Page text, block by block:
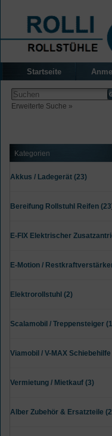
Startseite
Erweiterte Suche »
Kategorien
Akkus / Ladegerät (23)
Bereifung Rollstuhl Reifen
E-FIX Elektrischer
E-Motion /
Elektrorollstuhl (2)
Scalamobil / Treppensteiger
Viamobil / V-MAX Schiebehilfe
Vermietung / Mietkauf (3)
Alber Zubehör & Ersatzteile